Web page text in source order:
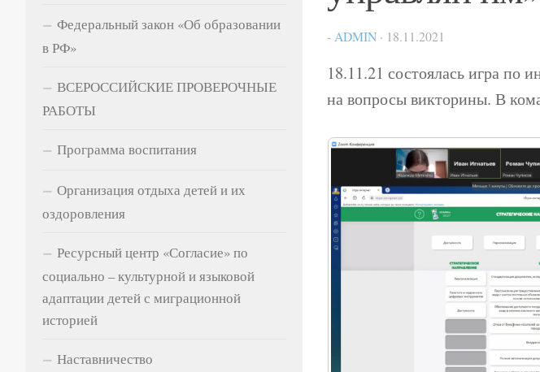
- ADMIN · 18.11.2021
18.11.21 состоялась игра по
на вопросы викторины. В
Федеральный закон «Об образовании
в РФ»
ВСЕРОССИЙСКИЕ ПРОВЕРОЧНЫЕ
РАБОТЫ
Программа воспитания
Организация отдыха детей и их
оздоровления
Ресурсный центр «Согласие» по
социально – культурной и языковой
адаптации детей с миграционной
историей
Наставничество